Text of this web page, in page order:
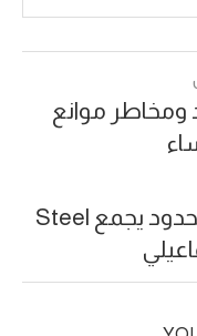
موانع
“مَرّة”.. عمل موسيقي عابر للحدود يجمع Steel